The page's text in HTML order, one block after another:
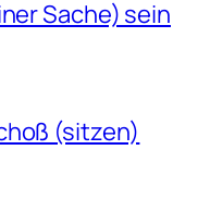
Sache) sein
(sitzen)